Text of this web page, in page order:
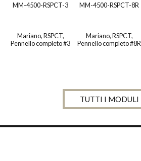
MM-4500-RSPCT-3
Mariano, RSPCT,
Pennello completo #3
MM-4500-RSPCT-8R
Mariano, RSPCT,
Pennello completo #8R
TUTTI I MODULI